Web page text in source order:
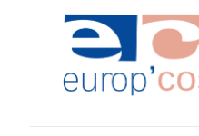
Remember me